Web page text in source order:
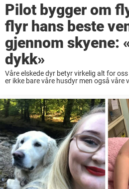
Pilot bygger om
flyr hans beste
gjennom skyene:
dykk»
Våre elskede dyr betyr virkelig alt for
er ikke bare våre husdyr men også våre